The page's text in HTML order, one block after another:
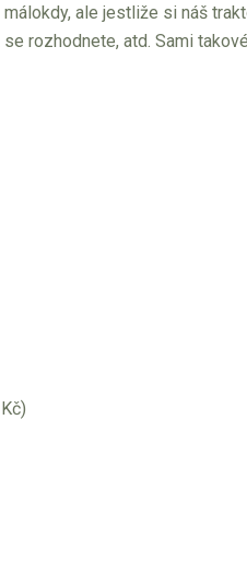
ale jestliže si náš
rozhodnete, atd. Sami